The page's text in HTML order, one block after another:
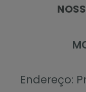
Endereço: